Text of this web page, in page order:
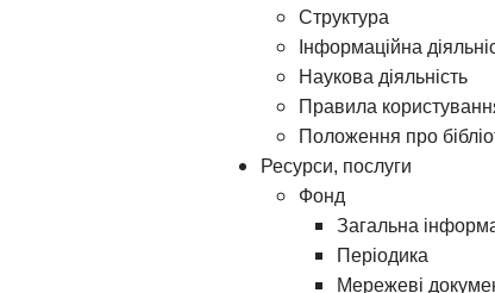
Структура
Інформаційна
Наукова діяльність
Правила
Положення про
Ресурси, послуги
Фонд
Загальна
Періодика
Мережеві